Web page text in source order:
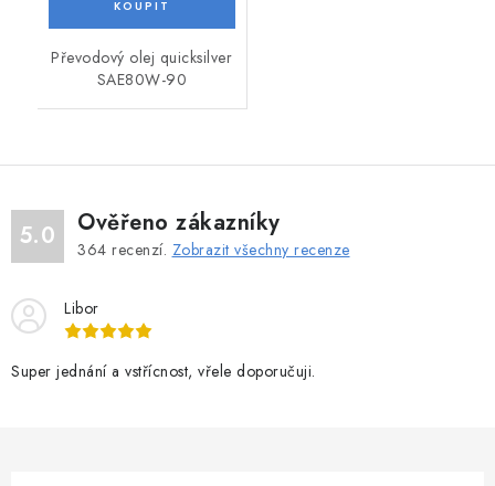
Převodový olej quicksilver
SAE80W-90
5.0 Ověřeno zákazníky
364 recenzí. Zobrazit všechny recenze
Libor
Super jednání a vstřícnost, vřele doporučuji.